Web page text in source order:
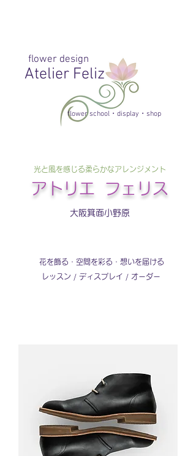
​アトリエ フェリス
大阪箕面小野原
光と風を感じる柔らかなアレンジメント​
Atelier Feliz
flower design
flower school・display・shop
​花を飾る・空間を彩る・想いを届ける
​レッスン / ディスプレイ / オーダー